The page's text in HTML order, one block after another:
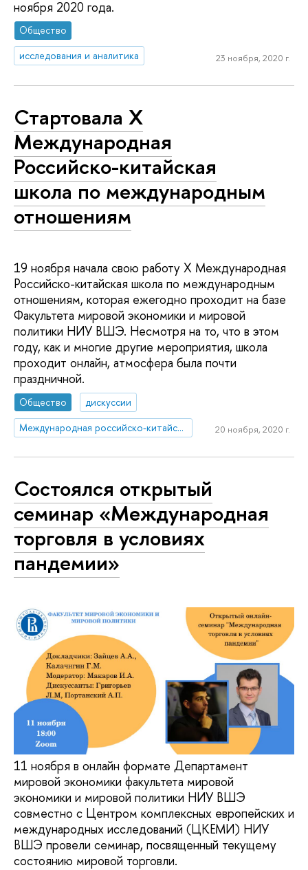
ноября 2020 года.
Общество
исследования и аналитика
23 ноября, 2020 г.
Стартовала X
Международная
Российско-китайская
школа по международным
отношениям
19 ноября начала свою работу X Международная
Российско-китайская школа по международным
отношениям, которая ежегодно проходит на базе
Факультета мировой экономики и мировой
политики НИУ ВШЭ. Несмотря на то, что в этом
году, как и многие другие мероприятия, школа
проходит онлайн, атмосфера была почти
праздничной.
Общество
дискуссии
Международная российско-китайская летняя школа по международным отношениям
20 ноября, 2020 г.
Состоялся открытый
семинар «Международная
торговля в условиях
пандемии»
11 ноября в онлайн формате Департамент
мировой экономики факультета мировой
экономики и мировой политики НИУ ВШЭ
совместно с Центром комплексных европейских и
международных исследований (ЦКЕМИ) НИУ
ВШЭ провели семинар, посвященный текущему
состоянию мировой торговли.